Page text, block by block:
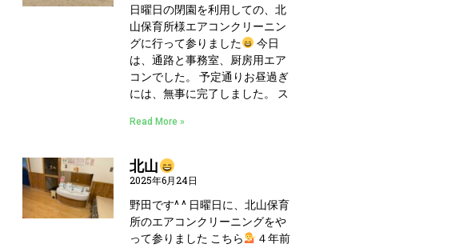
日曜日の閉園を利用しての、北
山保育所様エアコンクリーニン
グに行って参りました
今日
は、通路と事務室、厨房用エア
コンでした。 予定通りお昼過ぎ
には、無事に完了しました。 ス
Read More »
北山
2025年6月24日
野田です^ ^ 日曜日に、北山保育
所のエアコンクリーニングをや
って参りました こちら
４年前